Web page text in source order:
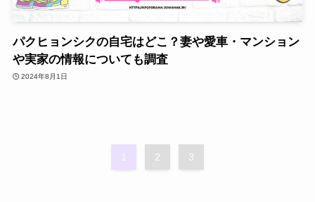
パクヒョンシクの自宅はどこ？妻や愛車・マンション
や実家の情報についても調査
2024年8月1日
1 2 3